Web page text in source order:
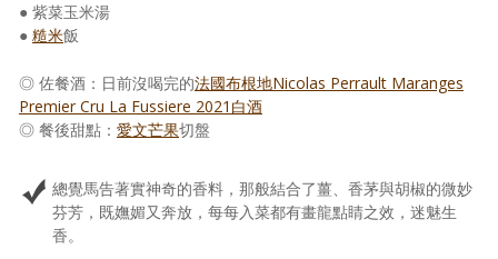
● 紫菜玉米湯
● 糙米飯
◎ 佐餐酒：日前沒喝完的法國布根地Nicolas Perrault Maranges
Premier Cru La Fussiere 2021白酒
◎ 餐後甜點： 愛文芒果切盤
總覺馬告著實神奇的香料，那般結合了薑、香茅與胡椒的微妙
芬芳，既嫵媚又奔放，每每入菜都有畫龍點睛之效，迷魅生
香。